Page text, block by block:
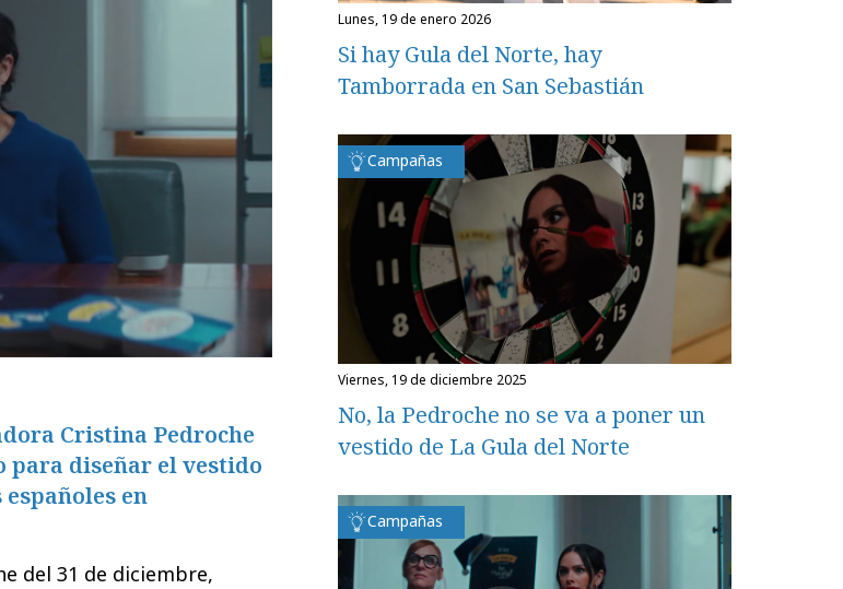
Cristina Pedroche
para diseñar el vestido
en
del 31 de diciembre,
lunes, 19 de enero 2026
Si hay Gula del Norte, hay
Tamborrada en San Sebastián
Campañas
viernes, 19 de diciembre 2025
No, la Pedroche no se va a poner un
vestido de La Gula del Norte
Campañas